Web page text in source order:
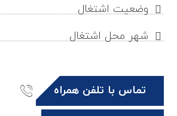
وضعیت اشتغال
شهر محل اشتغال
تماس با تلفن همراه